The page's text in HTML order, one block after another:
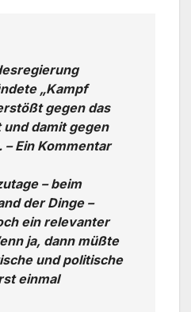
„Kampf
gegen das
damit gegen
Ein Kommentar
– beim
der Dinge –
ein relevanter
ja, dann müßte
und politische
einmal